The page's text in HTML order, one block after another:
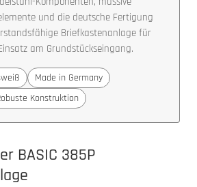
und die deutsche Fertigung
Briefkastenanlage für
am Grundstückseingang.
Made in Germany
Konstruktion
BASIC 385P